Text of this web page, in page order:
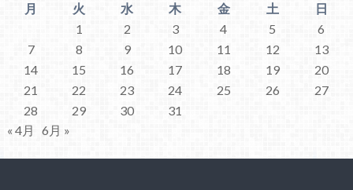
月
火 水 木 金 土
日
1
2 3 4 5
6
7
8 9 10 11 12
13
14
15 16 17 18 19
20
21
22 23 24 25 26
27
28
29 30
31
« 4月
6月 »